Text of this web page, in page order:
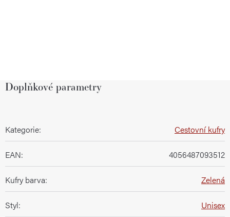
Doplňkové parametry
Kategorie: Cestovní kufry
EAN: 4056487093512
Kufry barva: Zelená
Styl: Unisex